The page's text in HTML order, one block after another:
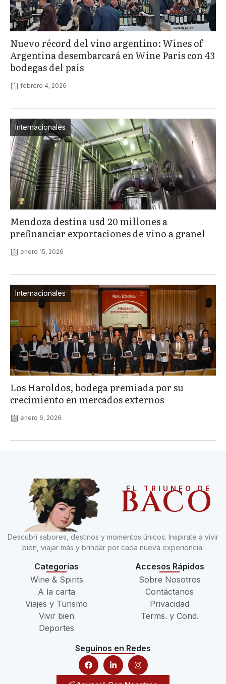
Nuevo récord del vino argentino: Wines of
Argentina desembarcará en Wine Paris con 43
bodegas del país
febrero 4, 2026
Internacionales
Mendoza destina usd 20 millones a
prefinanciar exportaciones de vino a granel
enero 15, 2026
Internacionales
Los Haroldos, bodega premiada por su
crecimiento en mercados externos
enero 6, 2026
EL TRIUNFO DE
BACO
Descubrí sabores, destinos y momentos únicos. Inspirate a vivir
bien, viajar más y brindar por cada nueva experiencia.
Categorías
Wine & Spirits
A la carta
Viajes y Turismo
Vivir bien
Deportes
Accesos Rápidos
Sobre Nosotros
Contáctanos
Privacidad
Terms. y Cond.
Seguinos en Redes